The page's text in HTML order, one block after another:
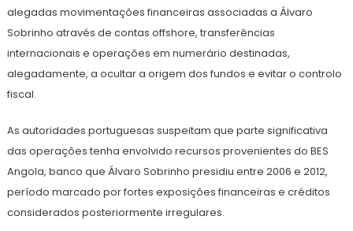
alegadas movimentações financeiras associadas a Álvaro
Sobrinho através de contas offshore, transferências
internacionais e operações em numerário destinadas,
alegadamente, a ocultar a origem dos fundos e evitar o controlo
fiscal.
As autoridades portuguesas suspeitam que parte significativa
das operações tenha envolvido recursos provenientes do BES
Angola, banco que Álvaro Sobrinho presidiu entre 2006 e 2012,
período marcado por fortes exposições financeiras e créditos
considerados posteriormente irregulares.